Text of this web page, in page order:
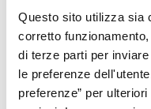
Questo sito utilizza sia
corretto
di terze parti per
le preferenze
preferenze” per
Item
1